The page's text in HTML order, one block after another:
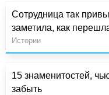
Сотрудница так
заметила, как
Истории
15 знаменитостей,
забыть